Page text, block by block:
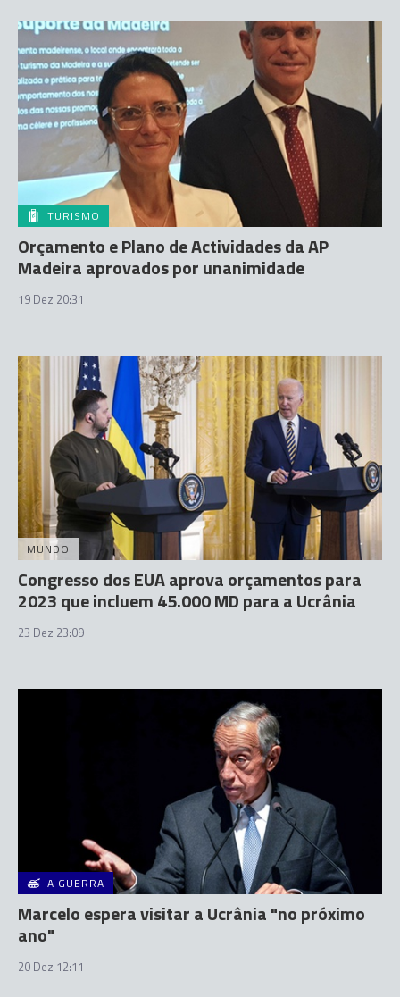
TURISMO
Orçamento e Plano de Actividades da AP
Madeira aprovados por unanimidade
19 Dez 20:31
MUNDO
Congresso dos EUA aprova orçamentos para
2023 que incluem 45.000 MD para a Ucrânia
23 Dez 23:09
A GUERRA
Marcelo espera visitar a Ucrânia "no próximo
ano"
20 Dez 12:11